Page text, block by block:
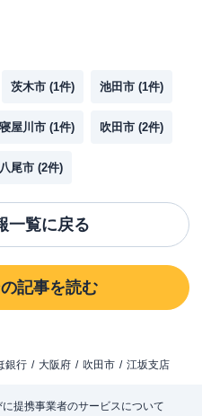
茨木市 (1件) 池田市 (1件)
寝屋川市 (1件) 吹田市 (2件)
八尾市 (2件)
一覧に戻る
の記事を読む
銀行 大阪府 吹田市 江坂支店
提携事業者のサービスについて